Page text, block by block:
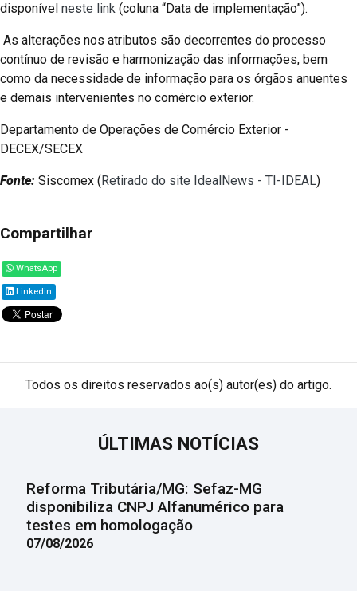
disponível neste link (coluna “Data de implementação”).
As alterações nos atributos são decorrentes do processo
contínuo de revisão e harmonização das informações, bem
como da necessidade de informação para os órgãos anuentes
e demais intervenientes no comércio exterior.
Departamento de Operações de Comércio Exterior -
DECEX/SECEX
Fonte: Siscomex (Retirado do site IdealNews - TI-IDEAL)
Compartilhar
WhatsApp
Linkedin
Todos os direitos reservados ao(s) autor(es) do artigo.
ÚLTIMAS NOTÍCIAS
Reforma Tributária/MG: Sefaz-MG
disponibiliza CNPJ Alfanumérico para
testes em homologação
07/08/2026